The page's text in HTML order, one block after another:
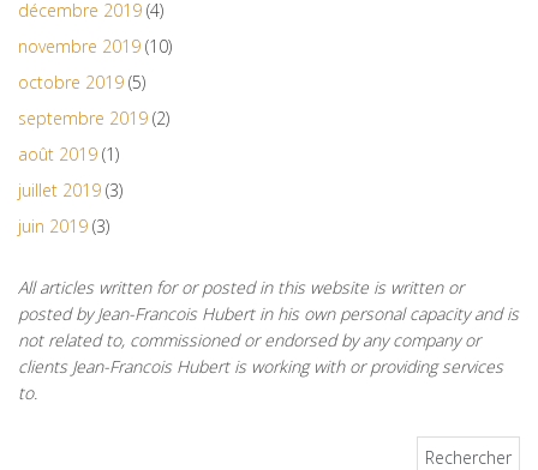
décembre 2019 (4)
novembre 2019 (10)
octobre 2019 (5)
septembre 2019 (2)
août 2019 (1)
juillet 2019 (3)
juin 2019 (3)
All articles written for or posted in this website is written or
posted by Jean-Francois Hubert in his own personal capacity and is
not related to, commissioned or endorsed by any company or
clients Jean-Francois Hubert is working with or providing services
to.